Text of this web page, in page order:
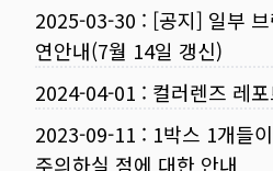
2025-03-30 : [공지] 일부
연안내(7월 14일 갱신)
2024-04-01 : 컬러렌즈 레
2023-09-11 : 1박스 1개들
주의하실 점에 대한 안내